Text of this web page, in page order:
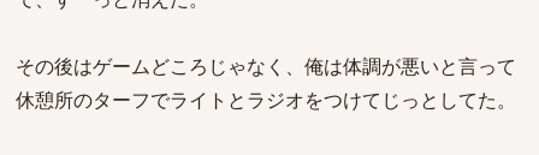
その後はゲームどころじゃなく、俺は体調が悪いと言って
休憩所のターフでライトとラジオをつけてじっとしてた。